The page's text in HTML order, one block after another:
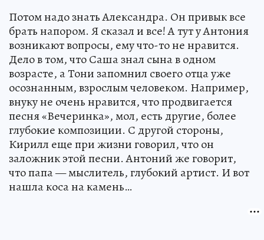
Потом надо знать Александра. Он привык все
брать напором. Я сказал и все! А тут у Антония
возникают вопросы, ему что-то не нравится.
Дело в том, что Саша знал сына в одном
возрасте, а Тони запомнил своего отца уже
осознанным, взрослым человеком. Например,
внуку не очень нравится, что продвигается
песня «Вечеринка», мол, есть другие, более
глубокие композиции. С другой стороны,
Кирилл еще при жизни говорил, что он
заложник этой песни. Антоний же говорит,
что папа — мыслитель, глубокий артист. И вот
нашла коса на камень…